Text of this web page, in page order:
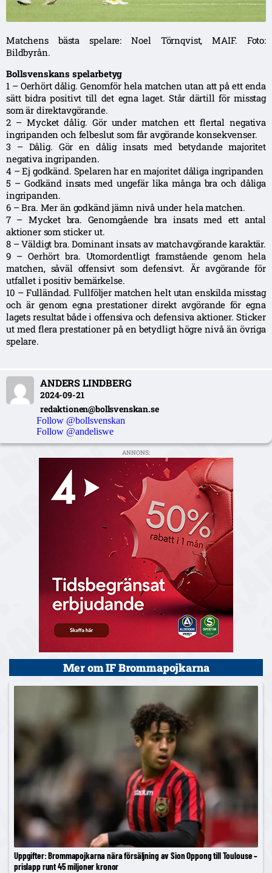
Matchens bästa spelare: Noel Törnqvist, MAIF. Foto:
Bildbyrån.
Bollsvenskans spelarbetyg
1 – Oerhört dålig. Genomför hela matchen utan att på ett enda
sätt bidra positivt till det egna laget. Står därtill för misstag
som är direktavgörande.
2 – Mycket dålig. Gör under matchen ett flertal negativa
ingripanden och felbeslut som får avgörande konsekvenser.
3 – Dålig. Gör en dålig insats med betydande majoritet
negativa ingripanden.
4 – Ej godkänd. Spelaren har en majoritet dåliga ingripanden
5 – Godkänd insats med ungefär lika många bra och dåliga
ingripanden.
6 – Bra. Mer än godkänd jämn nivå under hela matchen.
7 – Mycket bra. Genomgående bra insats med ett antal
aktioner som sticker ut.
8 – Väldigt bra. Dominant insats av matchavgörande karaktär.
9 – Oerhört bra. Utomordentligt framstående genom hela
matchen, såväl offensivt som defensivt. Är avgörande för
utfallet i positiv bemärkelse.
10 – Fulländad. Fullföljer matchen helt utan enskilda misstag
och är genom egna prestationer direkt avgörande för egna
lagets resultat både i offensiva och defensiva aktioner. Sticker
ut med flera prestationer på en betydligt högre nivå än övriga
spelare.
ANDERS LINDBERG
2024-09-21
redaktionen@bollsvenskan.se
Follow @bollsvenskan
Follow @andeliswe
ANNONS:
Mer om IF Brommapojkarna
Uppgifter: Brommapojkarna nära försäljning av Sion Oppong till Toulouse –
prislapp runt 45 miljoner kronor